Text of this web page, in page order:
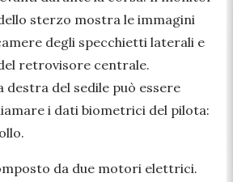
sterzo mostra le immagini
degli specchietti laterali e
retrovisore centrale.
destra del sedile può essere
i dati biometrici del pilota:
da due motori elettrici.